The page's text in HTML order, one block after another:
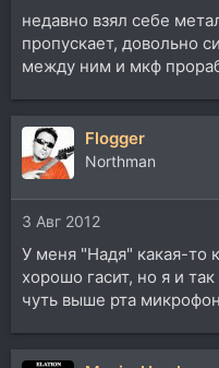
недавно взял себе
пропускает, довольно
между ним и мкф
Flogger
Northman
3 Авг 2012
У меня "Надя" какая-то
хорошо гасит, но я и
чуть выше рта